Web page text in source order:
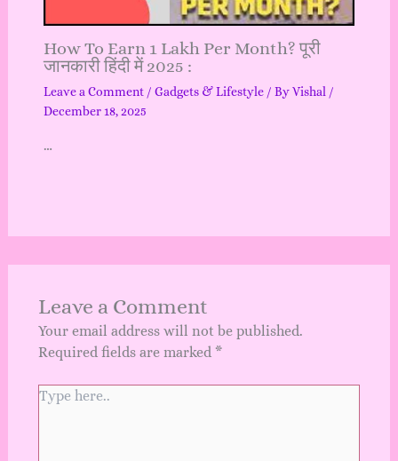
How To Earn 1 Lakh Per Month? पूरी
जानकारी हिंदी में 2025 :
Leave a Comment / Gadgets & Lifestyle/ ByVishal /
December 18, 2025
…
Leave a Comment
Your email address will not be published.
Required fields are marked *
Type